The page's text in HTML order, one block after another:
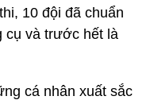
10 đội đã chuẩn
cụ và trước hết là
cá nhân xuất sắc